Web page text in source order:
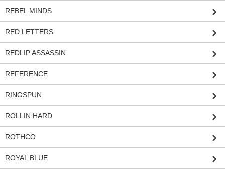
REBEL MINDS
RED LETTERS
REDLIP ASSASSIN
REFERENCE
RINGSPUN
ROLLIN HARD
ROTHCO
ROYAL BLUE